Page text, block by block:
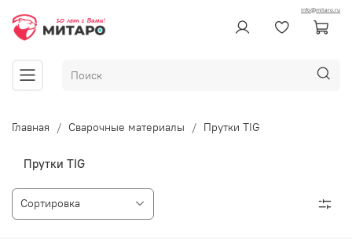
info@mitaro.ru
Главная Сварочные материалы Прутки TIG
Прутки TIG